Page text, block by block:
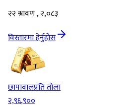
२२ श्रावण , २,०८३
विस्तारमा हेर्नुहोस
छापावालप्रति तोला
२,९६,९००